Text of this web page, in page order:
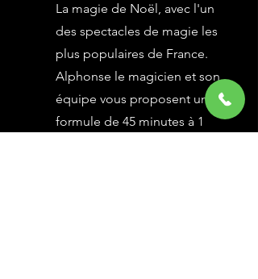
La magie de Noël, avec l'un
des spectacles de magie les
plus populaires de France.
Alphonse le magicien et son
équipe vous proposent une
formule de 45 minutes à 1